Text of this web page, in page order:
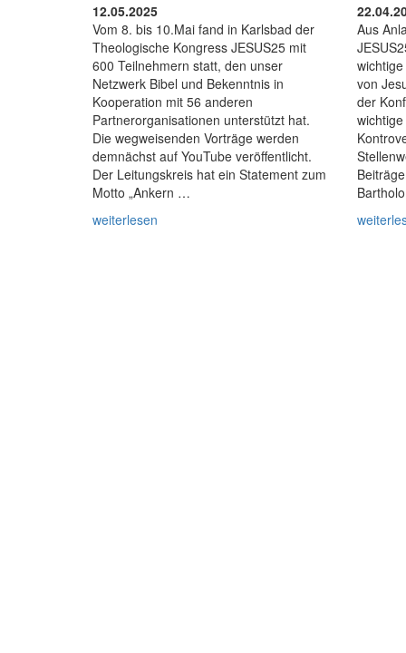
12.05.2025
Vom 8. bis 10.Mai fand in Karlsbad der
Theologische Kongress JESUS25 mit
600 Teilnehmern statt, den unser
Netzwerk Bibel und Bekenntnis in
Kooperation mit 56 anderen
Partnerorganisationen unterstützt hat.
Die wegweisenden Vorträge werden
demnächst auf YouTube veröffentlicht.
Der Leitungskreis hat ein Statement zum
Motto „Ankern …
weiterlesen
Aus
von
der